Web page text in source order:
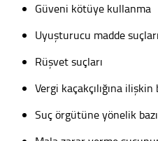
Güveni kötüye kullanma
Uyuşturucu madde
Rüşvet suçları
Vergi kaçakçılığına ilişkin
Suç örgütüne yönelik